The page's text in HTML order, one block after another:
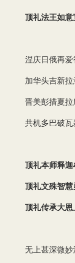
顶礼法王如意
涅庆日俄再
加华头吉新
晋美彭措夏
共机多巴破
顶礼本师释迦
顶礼文殊智慧
顶礼传承大恩
无上甚深微